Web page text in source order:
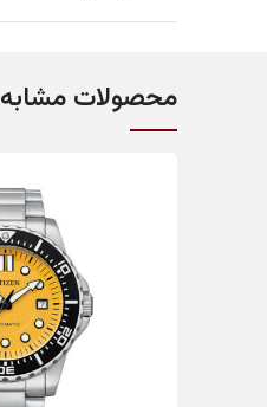
فرم صفحه
مناسب برای
تاریخ شمار
محصولات مشابه